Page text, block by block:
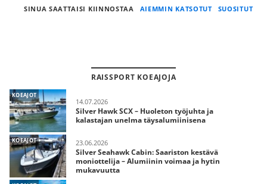
SINUA SAATTAISI KIINNOSTAA AIEMMIN KATSOTUT SUOSITUT
RAISSPORT KOEAJOJA
KOEAJOT
14.07.2026
Silver Hawk SCX – Huoleton työjuhta ja
kalastajan unelma täysalumiinisena
KOEAJOT 23.06.2026
Silver Seahawk Cabin: Saariston kestävä
moniottelija – Alumiinin voimaa ja hytin
mukavuutta